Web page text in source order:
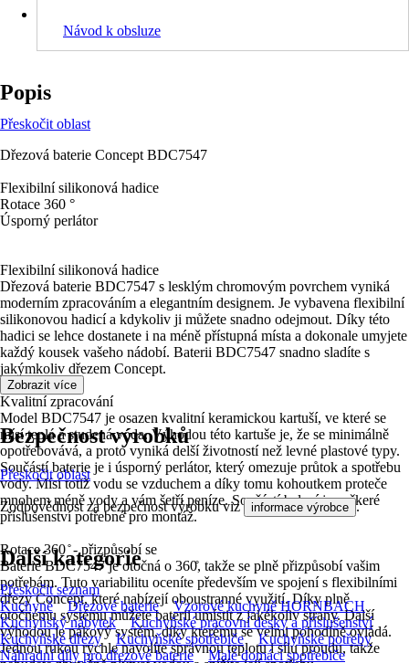
Návod k obsluze
Popis
Přeskočit oblast
Dřezová baterie Concept BDC7547
Flexibilní silikonová hadice
Rotace 360 °
Úsporný perlátor
Flexibilní silikonová hadice
Dřezová baterie BDC7547 s lesklým chromovým povrchem vyniká
moderním zpracováním a elegantním designem. Je vybavena flexibilní
silikonovou hadicí a kdykoliv ji můžete snadno odejmout. Díky této
hadici se lehce dostanete i na méně přístupná místa a dokonale umyjete
každý kousek vašeho nádobí. Baterii BDC7547 snadno sladíte s
jakýmkoliv dřezem Concept.
Kvalitní zpracování
Model BDC7547 je osazen kvalitní keramickou kartuší, ve které se
mísí teplá a studená voda. Výhodou této kartuše je, že se minimálně
opotřebovává, a proto vyniká delší životností než levné plastové typy.
Součástí baterie je i úsporný perlátor, který omezuje průtok a spotřebu
vody. Mísí totiž vodu se vzduchem a díky tomu kohoutkem proteče
mnohem méně vody a vám šetří peníze. Součástí balení je veškeré
příslušenství potřebné pro montáž.
Rotace 360 ̊ - přizpůsobí se
Baterie BDC7547 je otočná o 360̊, takže se plně přizpůsobí vašim
potřebám. Tuto variabilitu oceníte především ve spojení s flexibilními
dřezy Concept, které nabízejí oboustranné využití. Díky plně
otočnému systému můžete baterii umístit z jakékoliv strany. Další
výhodou je pákový systém, díky kterému se velmi pohodlně ovládá.
Jednou rukou rychle navolíte správnou teplotu i sílu proudu, takže
Zobrazit více
Bezpečnost výrobků
Přeskočit oblast
Zodpovědnost za bezpečnost výrobku viz informace výrobce .
Další kategorie
Přeskočit seznam
Kuchyně
Dřezové baterie
Vzorové kuchyně HORNBACH
Kuchyňský nábytek
Kuchyňské pracovní desky a příslušenství
Kuchyňské dřezy
Kuchyňské spotřebiče
Kuchyňské potřeby
Náhradní díly pro dřezové baterie
Malé domácí spotřebiče